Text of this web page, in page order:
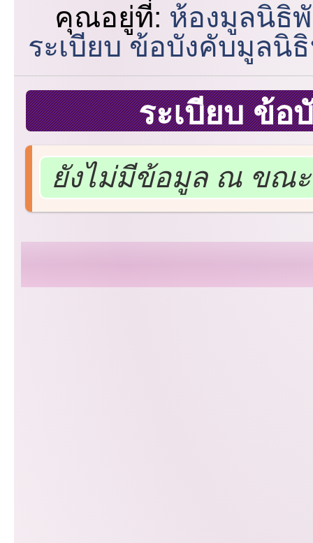
คุณอยู่ที่: ห้องมูลนิธิ
ระเบียบ ข้อบังคับมูลนิ
ระเบียบ ข้
ยังไม่มีข้อมูล ณ ขณ